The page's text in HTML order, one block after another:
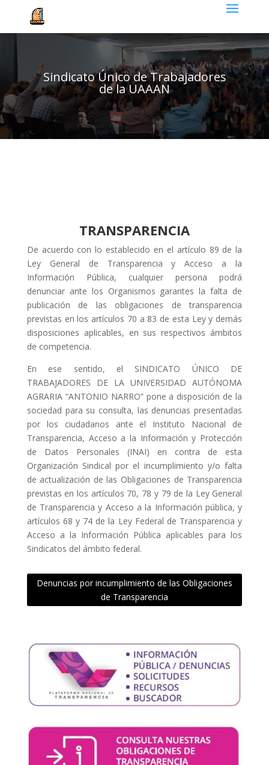
Sindicato Único de Trabajadores
de la UAAAN
TRANSPARENCIA
De acuerdo con lo establecido en el artículo 89 de la
Ley General de Transparencia y Acceso a la
Información Pública, cualquier persona podrá
denunciar ante los Organismos garantes la falta de
publicación de las obligaciones de transparencia
previstas en los artículos 70 a 83 de esta Ley y demás
disposiciones aplicables, en sus respectivos ámbitos
de competencia.
En ese sentido, el SINDICATO ÚNICO DE
TRABAJADORES DE LA UNIVERSIDAD AUTÓNOMA
AGRARIA “ANTONIO NARRO” pone a disposición de la
sociedad para su consulta, las denuncias presentadas
por los ciudadanos ante el Instituto Nacional de
Transparencia, Acceso a la Información y Protección
de Datos Personales (INAI) en contra de esta
Organización Sindical por el incumplimiento y/o falta
de actualización de las Obligaciones de Transparencia
previstas en los artículos 70, 78 y 79 de la Ley General
de Transparencia y Acceso a la Información pública, y
artículos 68 y 74 de la Ley Federal de Transparencia y
Acceso a la Información Pública aplicables para los
Sindicatos del ámbito federal.
Denuncias por incumplimiento de las Obligaciones
de Transparencia